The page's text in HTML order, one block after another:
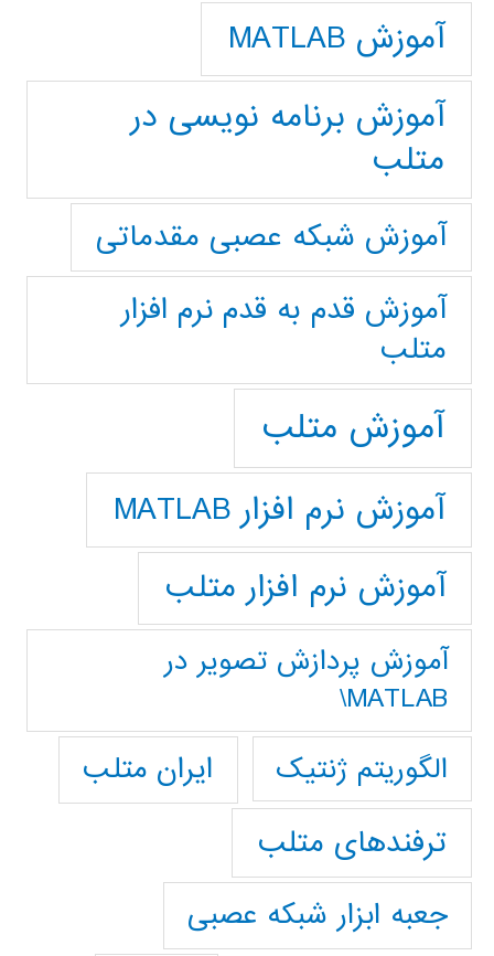
آموزش MATLAB
آموزش برنامه نویسی در
متلب
آموزش شبکه عصبی مقدماتی
آموزش قدم به قدم نرم افزار
متلب
آموزش متلب
آموزش نرم افزار MATLAB
آموزش نرم افزار متلب
آموزش پردازش تصوير در
MATLAB\
الگوریتم ژنتیک
ایران متلب
ترفندهای متلب
جعبه ابزار شبکه عصبی